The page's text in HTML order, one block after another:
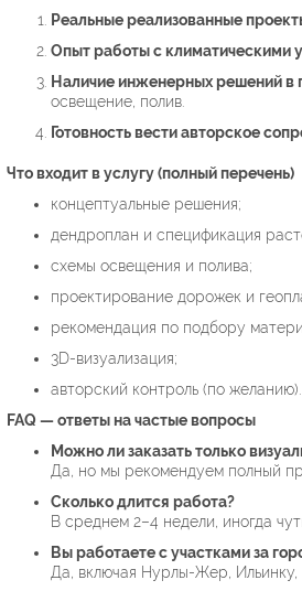
Реальные реализованные
Опыт работы с климатическими
Наличие инженерных решений в
освещение, полив.
Готовность вести авторское
Что входит в услугу (полный перечень)
концептуальные решения;
дендроплан и спецификация
схемы освещения и полива;
проектирование дорожек и
рекомендация по подбору
3D-визуализация;
авторский контроль (по желанию).
FAQ — ответы на частые вопросы
Можно ли заказать только
Да, но мы рекомендуем полный
Сколько длится работа?
В среднем 2–4 недели, иногда
Вы работаете с участками за
Да, включая Нурлы-Жер,